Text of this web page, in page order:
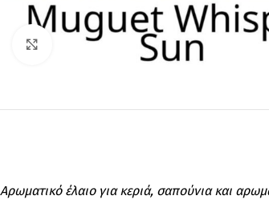
Click to enlarge
Αρωματικό έλαιο για κεριά, σαπούνια και